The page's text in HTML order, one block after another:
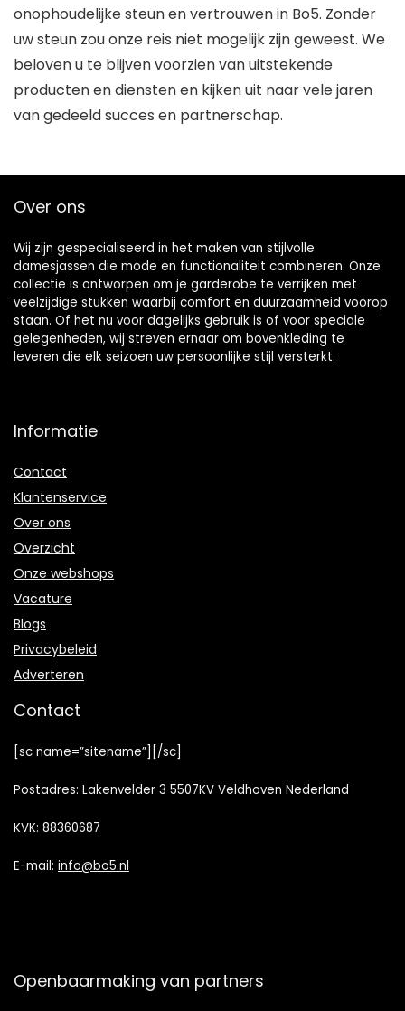
onophoudelijke steun en vertrouwen in Bo5. Zonder
uw steun zou onze reis niet mogelijk zijn geweest. We
beloven u te blijven voorzien van uitstekende
producten en diensten en kijken uit naar vele jaren
van gedeeld succes en partnerschap.
Over ons
Wij zijn gespecialiseerd in het maken van stijlvolle
damesjassen die mode en functionaliteit combineren. Onze
collectie is ontworpen om je garderobe te verrijken met
veelzijdige stukken waarbij comfort en duurzaamheid voorop
staan. Of het nu voor dagelijks gebruik is of voor speciale
gelegenheden, wij streven ernaar om bovenkleding te
leveren die elk seizoen uw persoonlijke stijl versterkt.
Informatie
Contact
Klantenservice
Over ons
Overzicht
Onze webshops
Vacature
Blogs
Privacybeleid
Adverteren
Contact
[sc name=”sitename”][/sc]
Postadres: Lakenvelder 3 5507KV Veldhoven Nederland
KVK: 88360687
E-mail: info@bo5.nl
Openbaarmaking van partners